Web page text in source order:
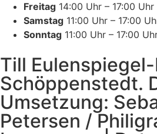
Freitag 14:00 Uhr – 17:00 Uhr
Samstag 11:00 Uhr – 17:00
Sonntag 11:00 Uhr – 17:00
Till
Schöppenstedt.
Umsetzung:
Petersen /